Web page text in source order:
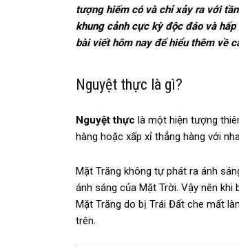
tượng hiếm có và chỉ xảy ra với
khung cảnh cực kỳ độc đáo và
bài viết hôm nay để hiểu thêm về
Nguyệt thực là gì?
Nguyệt thực là một hiện tượng
hàng hoặc xấp xỉ thẳng hàng với
Mặt Trăng không tự phát ra ánh
ánh sáng của Mặt Trời. Vậy nên
Mặt Trăng do bị Trái Đất che mất
trên.